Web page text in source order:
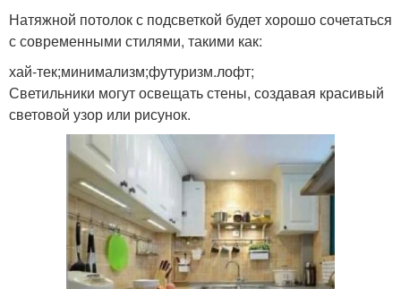
Натяжной потолок с подсветкой будет хорошо сочетаться
с современными стилями, такими как:
хай-тек;минимализм;футуризм.лофт;
Светильники могут освещать стены, создавая красивый
световой узор или рисунок.